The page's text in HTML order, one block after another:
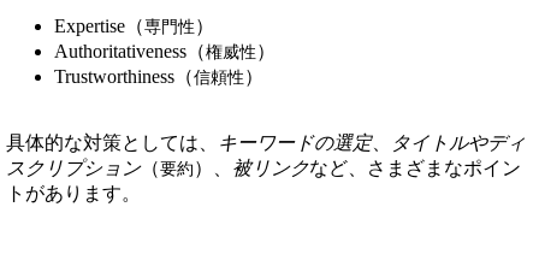
Expertise（専門性 ）
Authoritativeness（権威性 ）
Trustworthiness（信頼性 ）
具体的な対策としては、 キーワードの選定、
タイトルやディ
スクリプション（要約 ）、 被リンクなど、さまざまなポイン
トがあります。